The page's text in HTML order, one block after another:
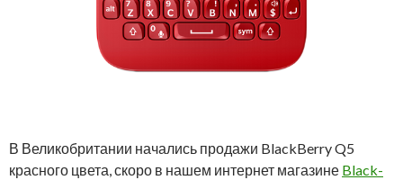
В Великобритании начались продажи BlackBerry Q5
красного цвета, скоро в нашем интернет магазине Black-